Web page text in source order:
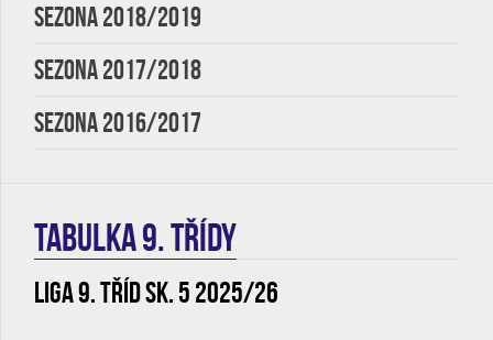
SEZONA 2018/2019
SEZONA 2017/2018
SEZONA 2016/2017
TABULKA 9. třídy
Liga 9. tříd sk. 5 2025/26